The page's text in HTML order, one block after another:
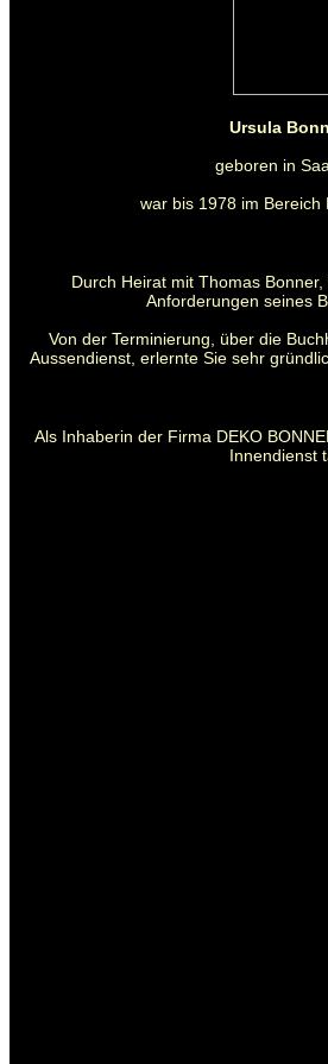
Ursula
geboren in
war bis 1978 im Bereich
Durch Heirat mit Thomas
Anforderungen seines
Von der Terminierung, über die
Aussendienst, erlernte Sie sehr
Als Inhaberin der Firma DEKO
Innendienst